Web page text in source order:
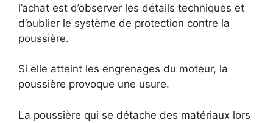
l’achat est d’observer les détails techniques et
d’oublier le système de protection contre la
poussière.
Si elle atteint les engrenages du moteur, la
poussière provoque une usure.
La poussière qui se détache des matériaux lors